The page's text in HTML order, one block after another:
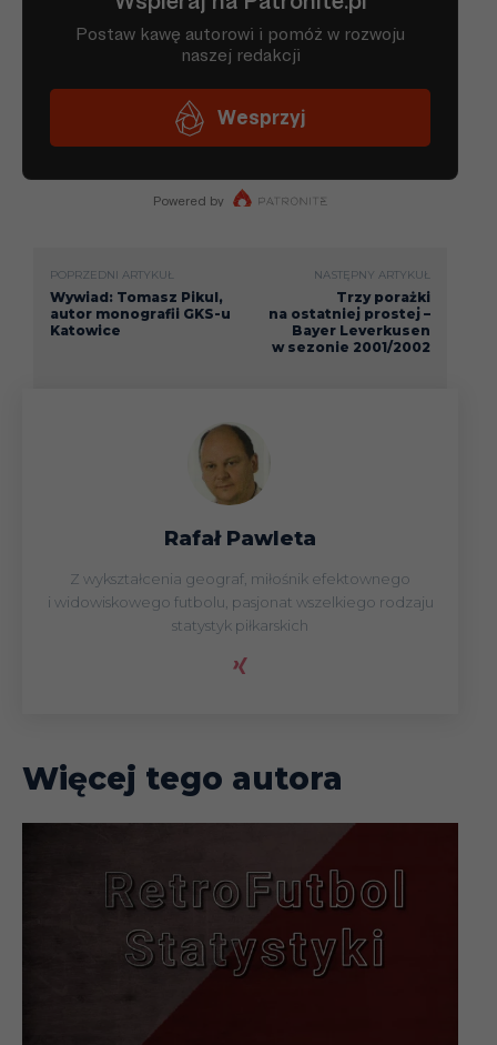
POPRZEDNI ARTYKUŁ
Wywiad: Tomasz Pikul,
autor monografii GKS-u
Katowice
NASTĘPNY ARTYKUŁ
Trzy porażki
na ostatniej prostej –
Bayer Leverkusen
w sezonie 2001/2002
Rafał Pawleta
Z wykształcenia geograf, miłośnik efektownego
i widowiskowego futbolu, pasjonat wszelkiego rodzaju
statystyk piłkarskich
Więcej tego autora